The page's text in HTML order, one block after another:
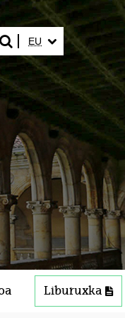
bilatu"
HIZKUNTZA
EU
Liburuxka